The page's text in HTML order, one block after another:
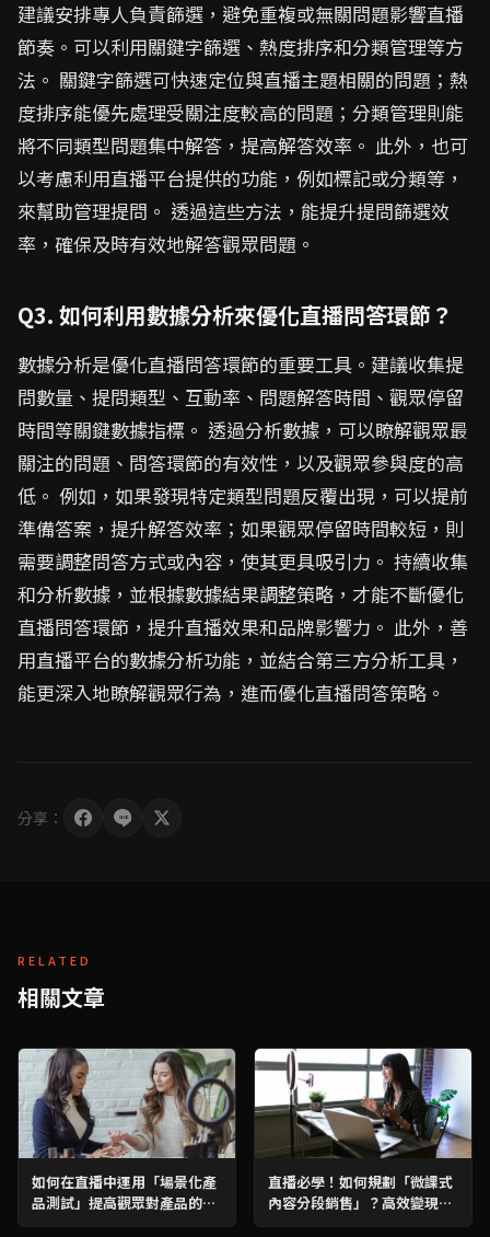
建議安排專人負責篩選，避免重複或無關問題影響直播
節奏。可以利用關鍵字篩選、熱度排序和分類管理等方
法。 關鍵字篩選可快速定位與直播主題相關的問題；熱
度排序能優先處理受關注度較高的問題；分類管理則能
將不同類型問題集中解答，提高解答效率。 此外，也可
以考慮利用直播平台提供的功能，例如標記或分類等，
來幫助管理提問。 透過這些方法，能提升提問篩選效
率，確保及時有效地解答觀眾問題。
Q3. 如何利用數據分析來優化直播問答環節？
數據分析是優化直播問答環節的重要工具。建議收集提
問數量、提問類型、互動率、問題解答時間、觀眾停留
時間等關鍵數據指標。 透過分析數據，可以瞭解觀眾最
關注的問題、問答環節的有效性，以及觀眾參與度的高
低。 例如，如果發現特定類型問題反覆出現，可以提前
準備答案，提升解答效率；如果觀眾停留時間較短，則
需要調整問答方式或內容，使其更具吸引力。 持續收集
和分析數據，並根據數據結果調整策略，才能不斷優化
直播問答環節，提升直播效果和品牌影響力。 此外，善
用直播平台的數據分析功能，並結合第三方分析工具，
能更深入地瞭解觀眾行為，進而優化直播問答策略。
分享：
RELATED
相關文章
如何在直播中運用「場景化產
品測試」提高觀眾對產品的了
解？必學攻略！
直播必學！如何規劃「微課式
內容分段銷售」？高效變現攻
略